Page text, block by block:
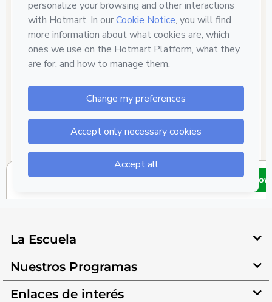
La Escuela
Nuestros Programas
Enlaces de interés